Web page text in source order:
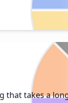
that takes a